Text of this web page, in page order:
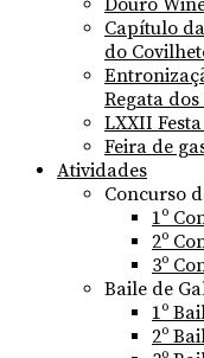
Douro
Capítulo
do
Regata
LXXII
Feira de
Atividades
Concurso
1º
2º
3º
Baile de
1º
2º